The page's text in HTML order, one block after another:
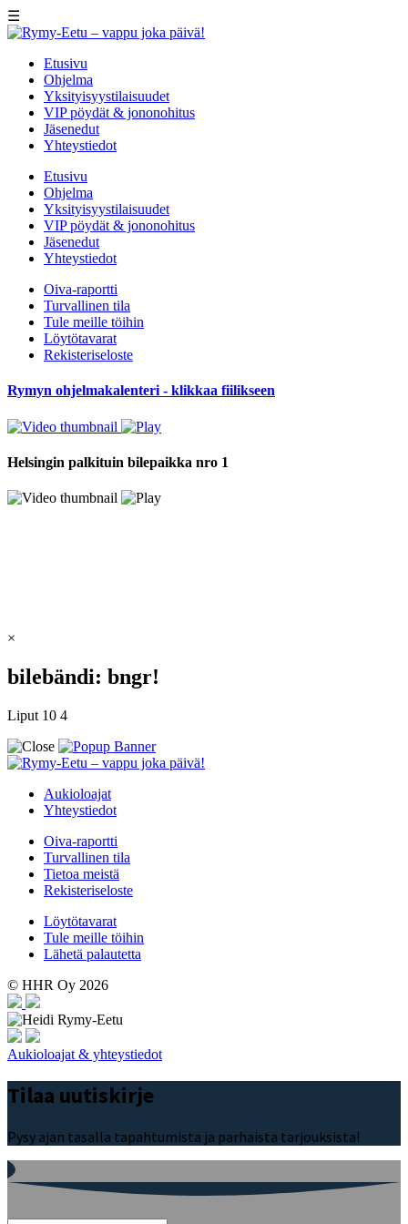
☰
Etusivu
Ohjelma
Yksityisyystilaisuudet
VIP pöydät & jononohitus
Jäsenedut
Yhteystiedot
Etusivu
Ohjelma
Yksityisyystilaisuudet
VIP pöydät & jononohitus
Jäsenedut
Yhteystiedot
Oiva-raportti
Turvallinen tila
Tule meille töihin
Löytötavarat
Rekisteriseloste
Rymyn ohjelmakalenteri - klikkaa fiilikseen
Helsingin palkituin bilepaikka nro 1
×
bilebändi: bngr!
Liput 10 4
Aukioloajat
Yhteystiedot
Oiva-raportti
Turvallinen tila
Tietoa meistä
Rekisteriseloste
Löytötavarat
Tule meille töihin
Lähetä palautetta
© HHR Oy 2026
Aukioloajat & yhteystiedot
Tilaa uutiskirje
Pysy ajan tasalla tapahtumista ja parhaista tarjouksista!